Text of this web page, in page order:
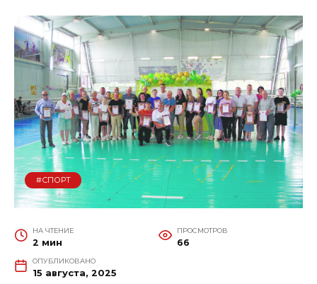
#СПОРТ
НА ЧТЕНИЕ
2 мин
ПРОСМОТРОВ
66
ОПУБЛИКОВАНО
15 августа, 2025